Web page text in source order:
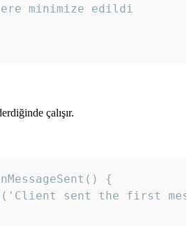
minimize edildi
çalışır.
{
sent the first